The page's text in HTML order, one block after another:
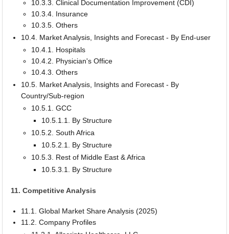
10.3.3. Clinical Documentation Improvement (CDI)
10.3.4. Insurance
10.3.5. Others
10.4. Market Analysis, Insights and Forecast - By End-user
10.4.1. Hospitals
10.4.2. Physician's Office
10.4.3. Others
10.5. Market Analysis, Insights and Forecast - By
Country/Sub-region
10.5.1. GCC
10.5.1.1. By Structure
10.5.2. South Africa
10.5.2.1. By Structure
10.5.3. Rest of Middle East & Africa
10.5.3.1. By Structure
11. Competitive Analysis
11.1. Global Market Share Analysis (2025)
11.2. Company Profiles